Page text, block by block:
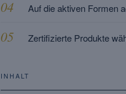
Auf die aktiven Formen
Zertifizierte Produkte
INHALT